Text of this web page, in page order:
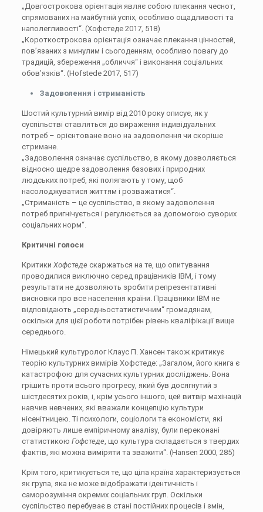
„Довгострокова орієнтація являє собою плекання чеснот,
спрямованих на майбутній успіх, особливо ощадливості та
наполегливості“. (Хофстеде 2017, 518)
„Короткострокова орієнтація означає плекання цінностей,
пов’язаних з минулим і сьогоденням, особливо повагу до
традицій, збереження „обличчя“ і виконання соціальних
обов’язків“. (Hofstede 2017, 517)
Задоволення і стриманість
Шостий культурний вимір від 2010 року описує, як у
суспільстві ставляться до вираження індивідуальних
потреб – орієнтоване воно на задоволення чи скоріше
стримане.
„Задоволення означає суспільство, в якому дозволяється
відносно щедре задоволення базових і природних
людських потреб, які полягають у тому, щоб
насолоджуватися життям і розважатися“.
„Стриманість – це суспільство, в якому задоволення
потреб пригнічується і регулюється за допомогою суворих
соціальних норм“.
Критичні голоси
Критики Хофстедескаржаться на те, що опитування
проводилися виключно серед працівників IBM, і тому
результати не дозволяють зробити репрезентативні
висновки про все населення країни. Працівники IBM не
відповідають „середньостатистичним“ громадянам,
оскільки для цієї роботи потрібен рівень кваліфікації вище
середнього.
Німецький культуролог Клаус П. Хансен також критикує
теорію культурних вимірів Хофстеде: „Загалом, його книга є
катастрофою для сучасних культурних досліджень. Вона
грішить проти всього прогресу, який був досягнутий з
шістдесятих років, і, крім усього іншого, цей витвір махінацій
навчив невчених, які вважали концепцію культури
нісенітницею. Ті психологи, соціологи та економісти, які
довіряють лише емпіричному аналізу, були переконані
статистикою Гофстеде, що культура складається з твердих
фактів, які можна виміряти та зважити“. (Hansen 2000, 285)
Крім того, критикується те, що ціла країна характеризується
як група, яка не може відображати ідентичність і
саморозуміння окремих соціальних груп. Оскільки
суспільство перебуває в стані постійних процесів і змін,